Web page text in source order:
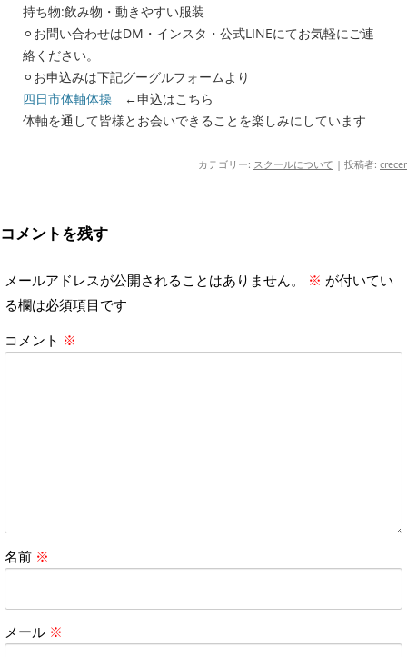
持ち物:飲み物・動きやすい服装
⚪︎お問い合わせはDM・インスタ・公式LINEにてお気軽にご連
絡ください。
⚪︎お申込みは下記グーグルフォームより
四日市体軸体操 ←申込はこちら
体軸を通して皆様とお会いできることを楽しみにしています
カテゴリー: スクールについて | 投稿者: crecer
コメントを残す
メールアドレスが公開されることはありません。 ※ が付いてい
る欄は必須項目です
コメント ※
名前 ※
メール ※